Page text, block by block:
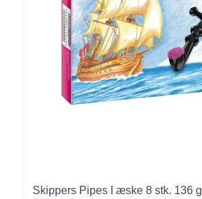
Skippers Pipes I æske 8 stk. 136 g